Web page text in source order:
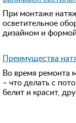
При монтаже
осветительное
дизайном и
Преимущества
Во время ремонта
– что делать с
белит и красит,